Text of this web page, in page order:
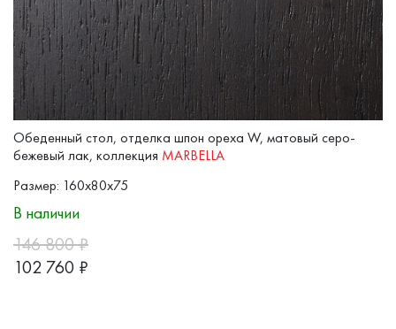
Обеденный стол, отделка шпон ореха W, матовый серо-
бежевый лак, коллекция MARBELLA
Размер: 160x80x75
В наличии
146 800₽
102 760 ₽